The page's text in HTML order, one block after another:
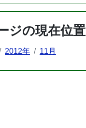
ジの現在位置
2012年 11月